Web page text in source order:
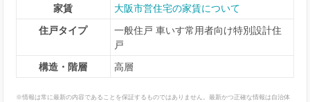
家賃
大阪市営住宅の家賃について
住戸タイプ
一般住戸 車いす常用者向け特別設計住
戸
構造・階層
高層
※情報は常に最新の内容であることを保証するものではありません。最新かつ正確な情報は自治体